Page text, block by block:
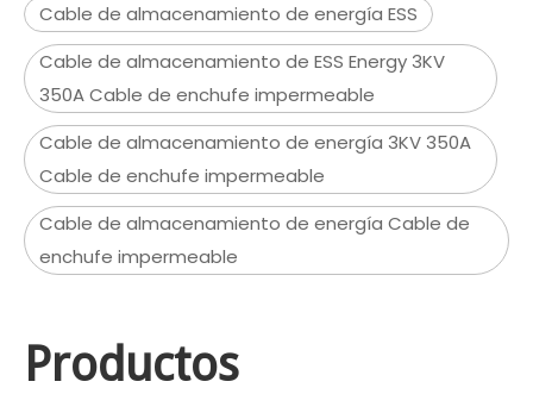
Cable de almacenamiento de energía ESS
Cable de almacenamiento de ESS Energy 3KV
350A Cable de enchufe impermeable
Cable de almacenamiento de energía 3KV 350A
Cable de enchufe impermeable
Cable de almacenamiento de energía Cable de
enchufe impermeable
Productos